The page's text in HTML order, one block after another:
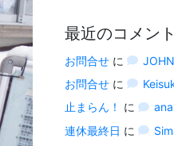
最近のコメント
お問合せ に
お問合せ に
止まらん！
に
連休最終日 に